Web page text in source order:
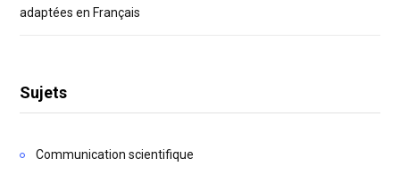
adaptées en Français
Sujets
Communication scientifique